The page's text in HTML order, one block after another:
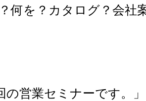
を？カタログ？会社
営業セミナーです。」